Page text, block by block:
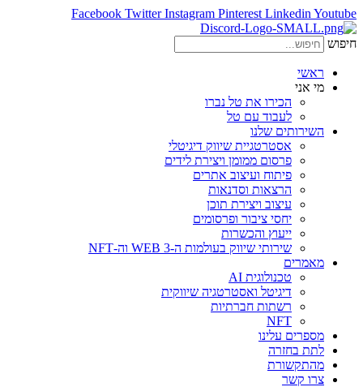
Facebook Twitter Instagram Pinterest Linkedin Youtube
חיפוש
ראשי
מי אני
הכירו את טל נברו
לעבוד עם טל
השירותים שלנו
אסטרטגיית שיווק דיגיטלי
פרסום ממומן ויצירת לידים
פיתוח ועיצוב אתרים
הרצאות וסדנאות
עיצוב ויצירת תוכן
יחסי ציבור ופרסומים
ייעוץ והכשרות
שירותי שיווק בעולמות ה-WEB 3 וה-NFT
מאמרים
טכנולוגית AI
דיגיטל ואסטרטגיה שיווקית
רשתות חברתיות
NFT
מספרים עלינו
לתת בחזרה
מהתקשורת
צרו קשר